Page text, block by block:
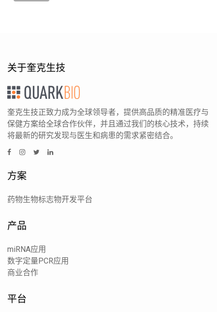
关于奎克生技
奎克生技正致力成为全球领导者，提供高品质的精准医疗与
保健方案给全球合作伙伴，并且通过我们的核心技术，持续
将最新的研究发现与医生和病患的需求紧密结合。
方案
药物生物标志物开发平台
产品
miRNA应用
数字定量PCR应用
商业合作
平台